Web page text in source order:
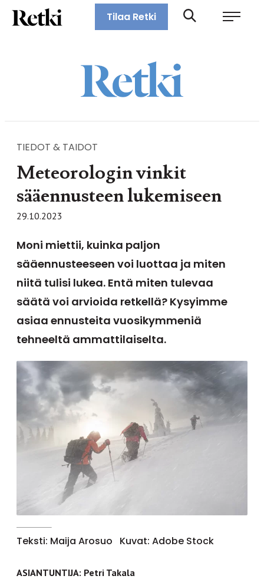
Siirry
suoraan
Retki-lehti
Tilaa Retki
TIEDOT & TAIDOT
Meteorologin vinkit
sääennusteen lukemiseen
29.10.2023
Moni miettii, kuinka paljon
sääennusteeseen voi luottaa ja miten
niitä tulisi lukea. Entä miten tulevaa
säätä voi arvioida retkellä? Kysyimme
asiaa ennusteita vuosikymmeniä
tehneeltä ammattilaiselta.
Teksti: Maija Arosuo Kuvat: Adobe Stock
ASIANTUNTIJA: Petri Takala